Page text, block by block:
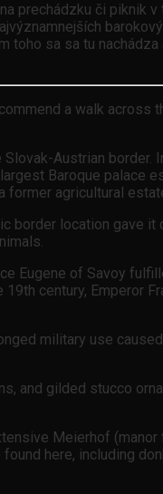
prechádzku či piknik
toho sa sa tu
a walk across
Slovak-Austrian
Baroque palace
former agricultural
location gave it
Eugene of Savoy
century, Emperor
military use
and gilded stucco
Meierhof
here, including